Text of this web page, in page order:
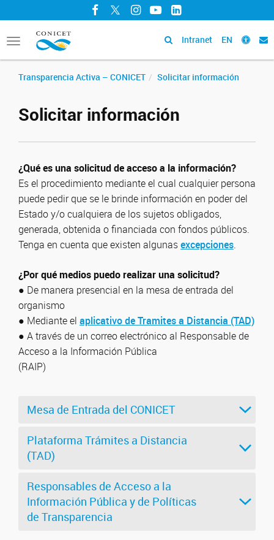
Facebook
TwitterInstagram
YouTubeLinkedIn
Toggle
navigation
Intranet EN
Transparencia Activa – CONICET Solicitar información
Solicitar información
¿Qué es una solicitud de acceso a la información?
Es el procedimiento mediante el cual cualquier persona
puede pedir que se le brinde información en poder del
Estado y/o cualquiera de los sujetos obligados,
generada, obtenida o financiada con fondos públicos.
Tenga en cuenta que existen algunasexcepciones.
¿Por qué medios puedo realizar una solicitud?
● De manera presencial en la mesa de entrada del
organismo
● Mediante el aplicativo de Tramites a Distancia (TAD)
● A través de un correo electrónico al Responsable de
Acceso a la Información Pública
(RAIP)
Mesa de Entrada del CONICET
Plataforma Trámites a Distancia
(TAD)
Responsables de Acceso a la
Información Pública y de Políticas
de Transparencia